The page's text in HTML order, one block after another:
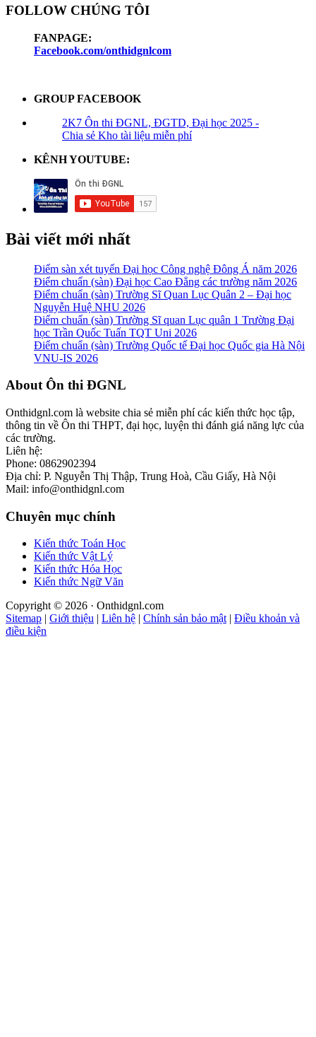
FOLLOW CHÚNG TÔI
FANPAGE:
Facebook.com/onthidgnlcom
GROUP FACEBOOK
2K7 Ôn thi ĐGNL, ĐGTD, Đại học 2025 -
Chia sẻ Kho tài liệu miễn phí
KÊNH YOUTUBE:
Bài viết mới nhất
Điểm sàn xét tuyển Đại học Công nghệ Đông Á năm 2026
Điểm chuẩn (sàn) Đại học Cao Đẳng các trường năm 2026
Điểm chuẩn (sàn) Trường Sĩ Quan Lục Quân 2 – Đại học
Nguyễn Huệ NHU 2026
Điểm chuẩn (sàn) Trường Sĩ quan Lục quân 1 Trường Đại
học Trần Quốc Tuấn TQT Uni 2026
Điểm chuẩn (sàn) Trường Quốc tế Đại học Quốc gia Hà Nội
VNU-IS 2026
Footer
About Ôn thi ĐGNL
Onthidgnl.com là website chia sẻ miễn phí các kiến thức học tập,
thông tin về Ôn thi THPT, đại học, luyện thi đánh giá năng lực của
các trường.
Liên hệ:
Phone: 0862902394
Địa chỉ: P. Nguyễn Thị Thập, Trung Hoà, Cầu Giấy, Hà Nội
Mail: info@onthidgnl.com
Chuyên mục chính
Kiến thức Toán Học
Kiến thức Vật Lý
Kiến thức Hóa Học
Kiến thức Ngữ Văn
Copyright © 2026 · Onthidgnl.com
Sitemap | Giới thiệu | Liên hệ | Chính sản bảo mật | Điều khoản và
điều kiện